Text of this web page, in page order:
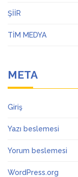
ŞİİR
TİM MEDYA
META
Giriş
Yazı beslemesi
Yorum beslemesi
WordPress.org